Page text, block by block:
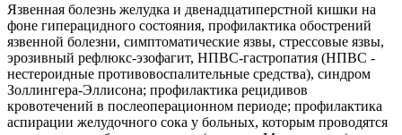
Язвенная болезнь желудка и двенадцатиперстной кишки на
фоне гиперацидного состояния, профилактика обострений
язвенной болезни, симптоматические язвы, стрессовые язвы,
эрозивный рефлюкс-эзофагит, НПВС-гастропатия (HПBC -
нестероидные противовоспалительные средства), синдром
Золлингера-Эллисона; профилактика рецидивов
кровотечений в послеоперационном периоде; профилактика
аспирации желудочного сока у больных, которым проводятся